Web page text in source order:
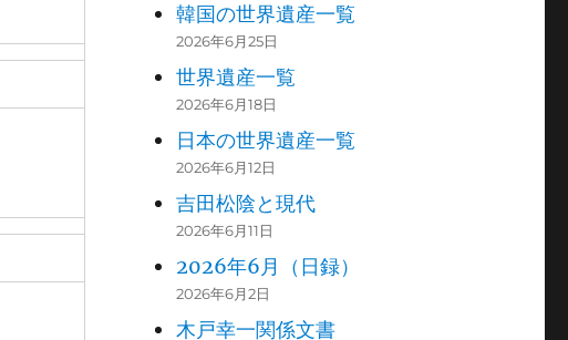
韓国の世界遺産一覧
2026年6月25日
世界遺産一覧
2026年6月18日
日本の世界遺産一覧
2026年6月12日
吉田松陰と現代
2026年6月11日
2026年6月（日録）
2026年6月2日
木戸幸一関係文書